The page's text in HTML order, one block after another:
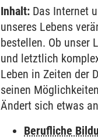
Inhalt: Das Internet
unseres Lebens
bestellen. Ob unser
und letztlich
Leben in Zeiten der
seinen
Ändert sich etwas
Berufliche